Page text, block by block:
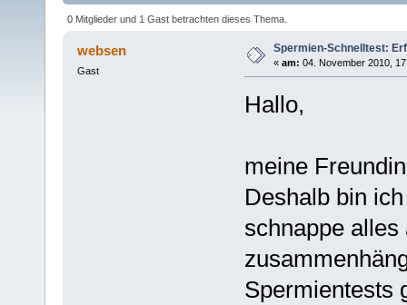
0 Mitglieder und 1 Gast betrachten dieses Thema.
websen
Gast
Spermien-Schnelltest:
« am: 04. November 2010,
Hallo,
meine
Deshalb bin
schnappe
Spermientests